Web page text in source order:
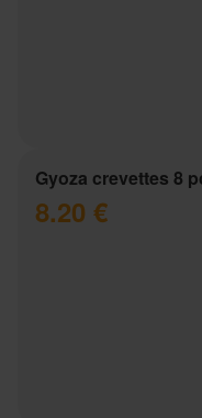
Gyoza crevettes 8
8.20 €